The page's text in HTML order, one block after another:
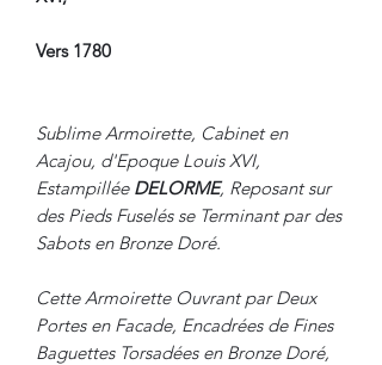
Vers 1780
Sublime Armoirette, Cabinet en
Acajou, d'Epoque Louis XVI,
Estampillée DELORME, Reposant sur
des Pieds Fuselés se Terminant par des
Sabots en Bronze Doré.
Cette Armoirette Ouvrant par Deux
Portes en Facade, Encadrées de Fines
Baguettes Torsadées en Bronze Doré,